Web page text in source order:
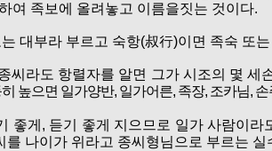
여 족보에 올려놓고 이름을짓는 것이다.
대부라 부르고 숙항(叔行)이면 족숙 또
씨라도 항렬자를 알면 그가 시조의 몇
높으면 일가양반, 일가어른, 족장, 조카님,
좋게, 듣기 좋게 지으므로 일가 사람이
나이가 위라고 종씨형님으로 부르는